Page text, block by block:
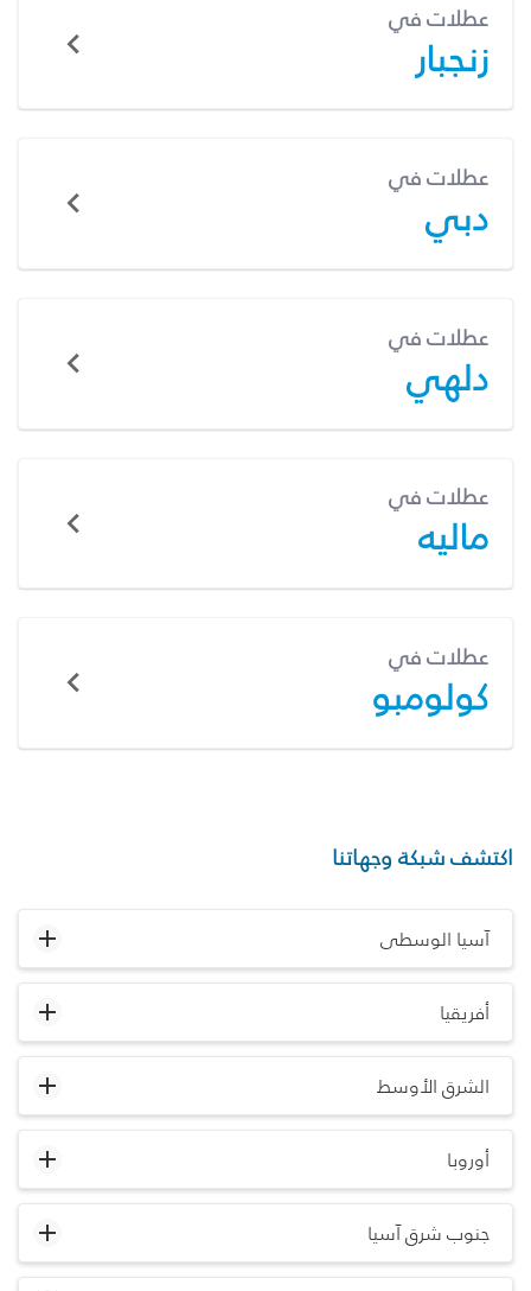
عطلات في
زنجبار
عطلات في
دبي
عطلات في
دلهي
عطلات في
ماليه
عطلات في
كولومبو
اكتشف شبكة وجهاتنا
آسيا الوسطى
أفريقيا
الشرق الأوسط
أوروبا
جنوب شرق آسيا